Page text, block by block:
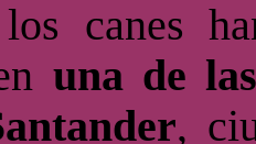
canes
una de
,